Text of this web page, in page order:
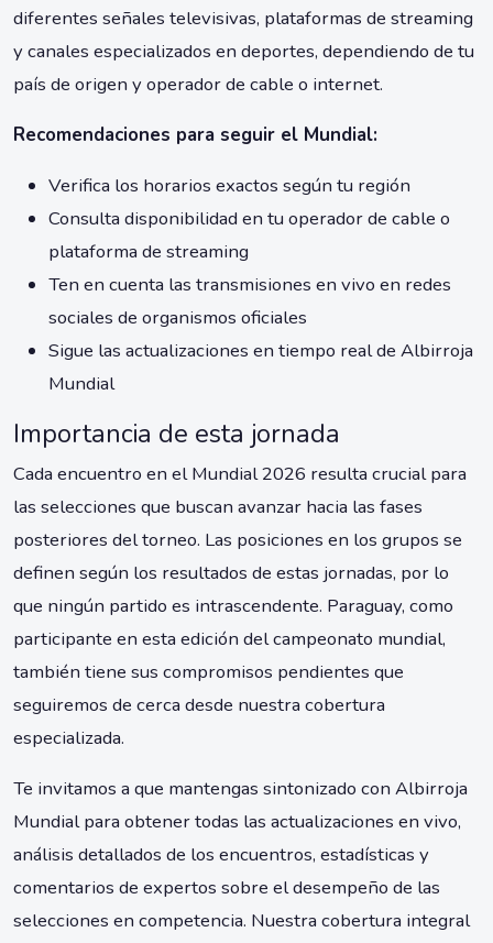
diferentes señales televisivas, plataformas de streaming
y canales especializados en deportes, dependiendo de tu
país de origen y operador de cable o internet.
Recomendaciones para seguir el Mundial:
Verifica los horarios exactos según tu región
Consulta disponibilidad en tu operador de cable o
plataforma de streaming
Ten en cuenta las transmisiones en vivo en redes
sociales de organismos oficiales
Sigue las actualizaciones en tiempo real de Albirroja
Mundial
Importancia de esta jornada
Cada encuentro en el Mundial 2026 resulta crucial para
las selecciones que buscan avanzar hacia las fases
posteriores del torneo. Las posiciones en los grupos se
definen según los resultados de estas jornadas, por lo
que ningún partido es intrascendente. Paraguay, como
participante en esta edición del campeonato mundial,
también tiene sus compromisos pendientes que
seguiremos de cerca desde nuestra cobertura
especializada.
Te invitamos a que mantengas sintonizado con Albirroja
Mundial para obtener todas las actualizaciones en vivo,
análisis detallados de los encuentros, estadísticas y
comentarios de expertos sobre el desempeño de las
selecciones en competencia. Nuestra cobertura integral